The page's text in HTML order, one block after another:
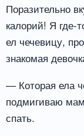
Поразительно
калорий! Я где-
ел чечевицу,
знакомая
— Которая ела
подмигиваю
спать.